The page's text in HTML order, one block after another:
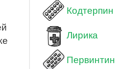
Кодтерпин
Лирика
Первинтин